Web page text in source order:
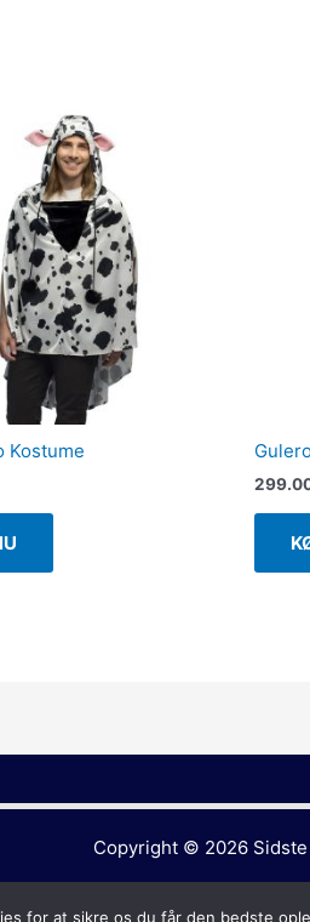
Kostume
Copyright © 2026
for at sikre os du får den bedste